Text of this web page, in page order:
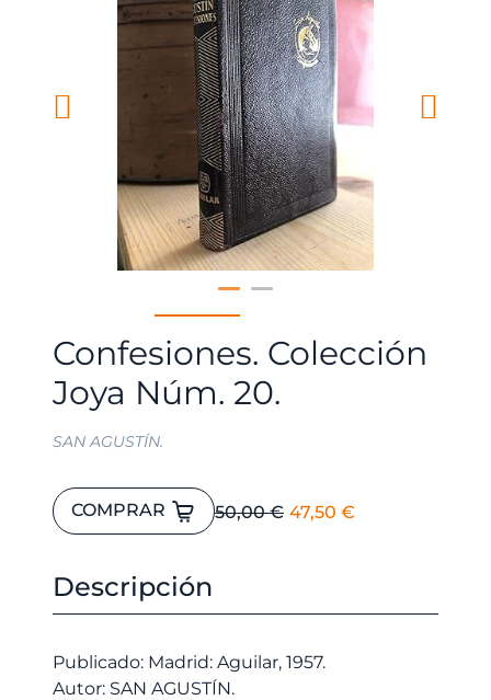
Confesiones. Colección
Joya Núm. 20.
SAN AGUSTÍN.
50,00€ El
47,50 €
Confesiones.
Colección
Núm.
COMPRAR
Descripción
Publicado: Madrid: Aguilar, 1957.
Autor: SAN AGUSTÍN.